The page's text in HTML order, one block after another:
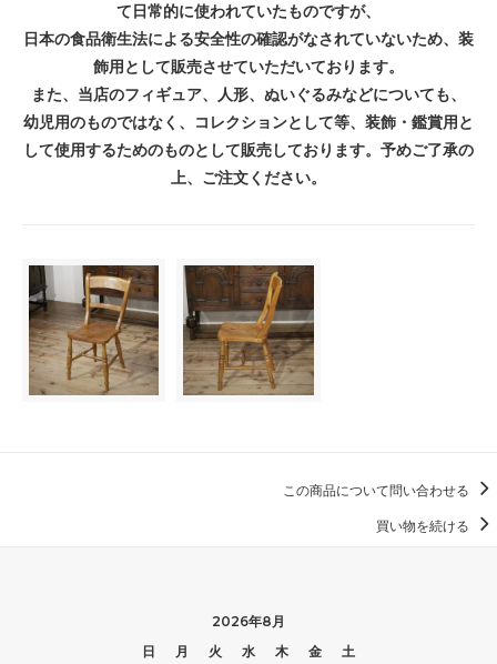
て日常的に使われていたものですが、
日本の食品衛生法による安全性の確認がなされていないため、装
飾用として販売させていただいております。
また、当店のフィギュア、人形、ぬいぐるみなどについても、
幼児用のものではなく、コレクションとして等、装飾・鑑賞用と
して使用するためのものとして販売しております。予めご了承の
上、ご注文ください。
この商品について問い合わせる
買い物を続ける
2026年8月
日
月 火 水 木 金
土